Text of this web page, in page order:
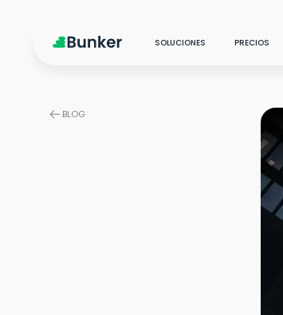
SOLUCIONES
PRODUCTOS Y SERVICIOS
Marketing Analytics
Centraliza, analiza y
PRECIOS
BLOG